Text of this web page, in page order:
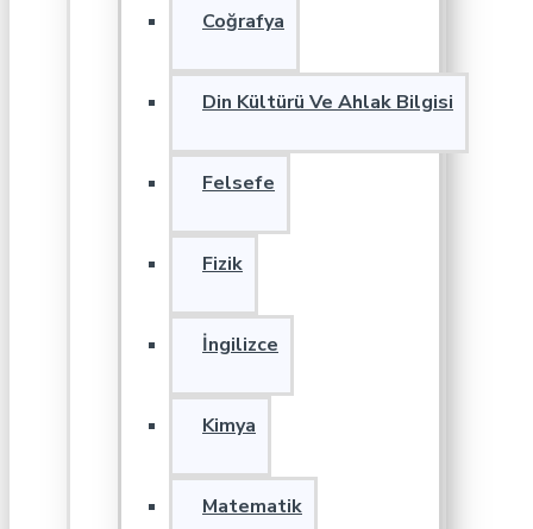
Coğrafya
Din Kültürü Ve Ahlak Bilgisi
Felsefe
Fizik
İngilizce
Kimya
Matematik